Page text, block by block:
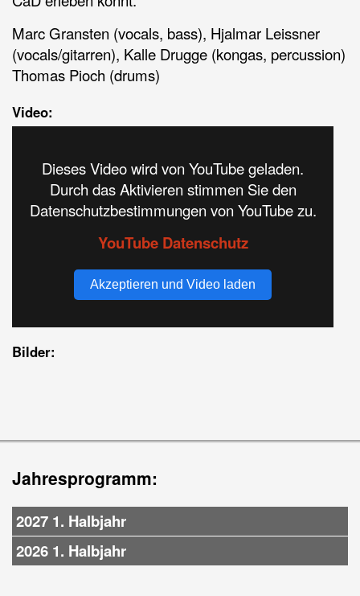
Marc Gransten (vocals, bass), Hjalmar Leissner
(vocals/gitarren), Kalle Drugge (kongas, percussion)
Thomas Pioch (drums)
Video:
Dieses Video wird von YouTube geladen.
Durch das Aktivieren stimmen Sie den
Datenschutzbestimmungen von YouTube zu.
YouTube Datenschutz
Akzeptieren und Video laden
Bilder:
Jahresprogramm:
2027 1. Halbjahr
2026 1. Halbjahr